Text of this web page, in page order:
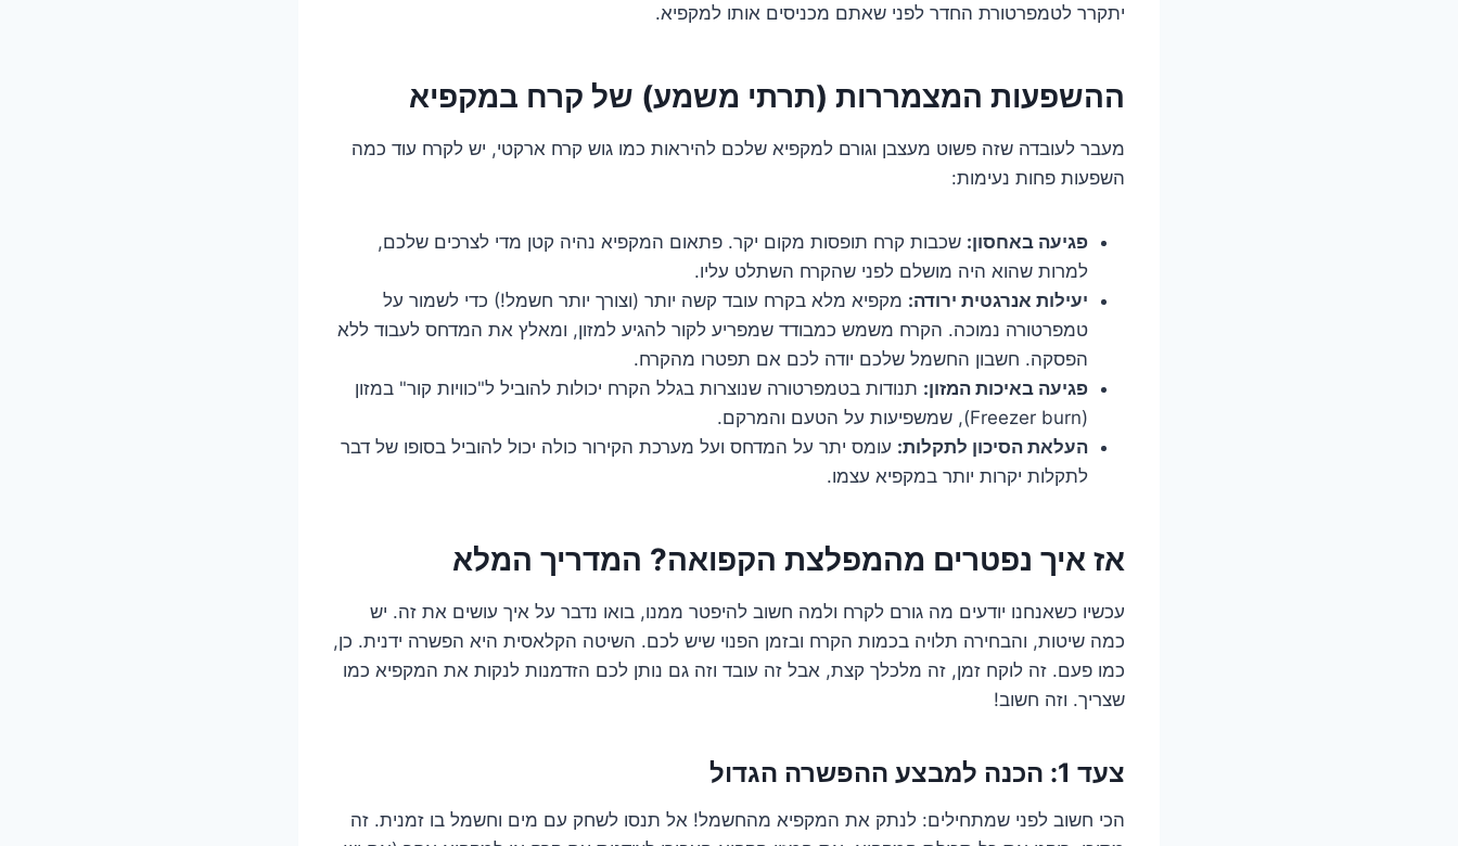
יתקרר לטמפרטורת החדר לפני שאתם מכניסים אותו למקפיא.
ההשפעות המצמררות (תרתי משמע) של קרח במקפיא
מעבר לעובדה שזה פשוט מעצבן וגורם למקפיא שלכם להיראות כמו גוש קרח ארקטי, יש לקרח עוד כמה
השפעות פחות נעימות:
פגיעה באחסון: שכבות קרח תופסות מקום יקר. פתאום המקפיא נהיה קטן מדי לצרכים שלכם,
למרות שהוא היה מושלם לפני שהקרח השתלט עליו.
יעילות אנרגטית ירודה: מקפיא מלא בקרח עובד קשה יותר (וצורך יותר חשמל!) כדי לשמור על
טמפרטורה נמוכה. הקרח משמש כמבודד שמפריע לקור להגיע למזון, ומאלץ את המדחס לעבוד ללא
הפסקה. חשבון החשמל שלכם יודה לכם אם תפטרו מהקרח.
פגיעה באיכות המזון: תנודות בטמפרטורה שנוצרות בגלל הקרח יכולות להוביל ל"כוויות קור" במזון
(Freezer burn), שמשפיעות על הטעם והמרקם.
העלאת הסיכון לתקלות: עומס יתר על המדחס ועל מערכת הקירור כולה יכול להוביל בסופו של דבר
לתקלות יקרות יותר במקפיא עצמו.
אז איך נפטרים מהמפלצת הקפואה? המדריך המלא
עכשיו כשאנחנו יודעים מה גורם לקרח ולמה חשוב להיפטר ממנו, בואו נדבר על איך עושים את זה. יש
כמה שיטות, והבחירה תלויה בכמות הקרח ובזמן הפנוי שיש לכם. השיטה הקלאסית היא הפשרה ידנית. כן,
כמו פעם. זה לוקח זמן, זה מלכלך קצת, אבל זה עובד וזה גם נותן לכם הזדמנות לנקות את המקפיא כמו
שצריך. וזה חשוב!
צעד 1: הכנה למבצע ההפשרה הגדול
הכי חשוב לפני שמתחילים: לנתק את המקפיא מהחשמל! אל תנסו לשחק עם מים וחשמל בו זמנית. זה